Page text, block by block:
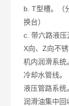
b. T型槽。（
换台）
c. 带六路液压
X向、Z向不
机内润滑系统
冷却水管线。
液压管路系统
润滑油集中回